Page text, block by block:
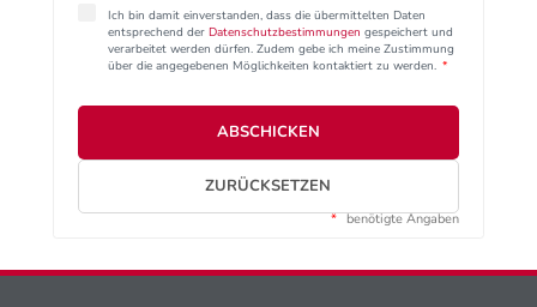
Ich bin damit einverstanden, dass die übermittelten Daten
entsprechend der Datenschutzbestimmungen gespeichert und
verarbeitet werden dürfen. Zudem gebe ich meine Zustimmung
über die angegebenen Möglichkeiten kontaktiert zu werden. *
ABSCHICKEN
ZURÜCKSETZEN
* benötigte Angaben